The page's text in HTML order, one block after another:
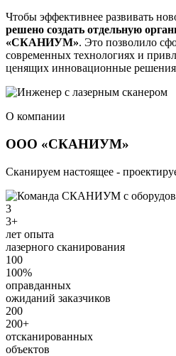
Чтобы эффективнее развивать
решено создать отдельную
«СКАНИУМ». Это позволило
современных технологиях и
ценящих инновационные
О компании
ООО «СКАНИУМ»
Сканируем настоящее -
3
3+
лет опыта
лазерного сканирования
100
100%
оправданных
ожиданий заказчиков
200
200+
отсканированных
объектов